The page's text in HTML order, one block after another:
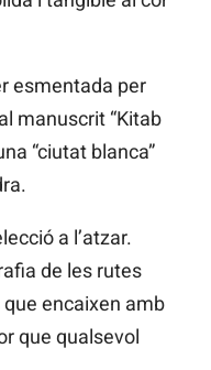
esmentada per
manuscrit “Kitab
“ciutat blanca”
a l’atzar.
de les rutes
encaixen amb
que qualsevol